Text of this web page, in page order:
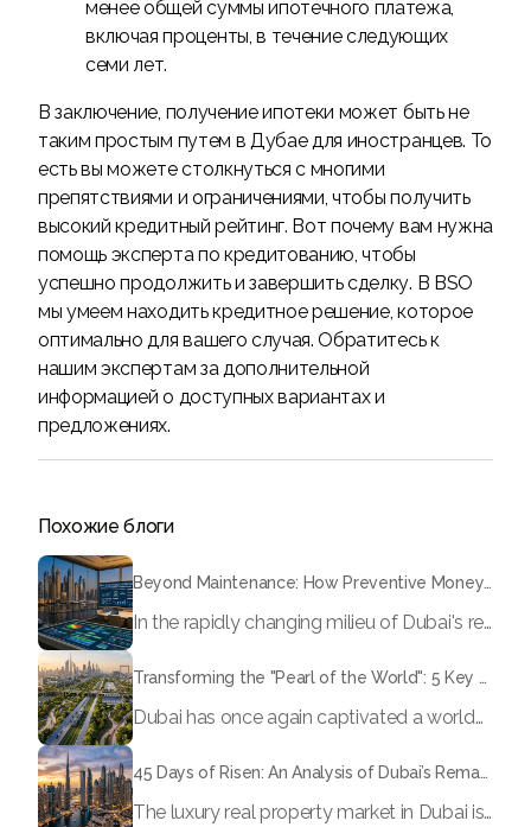
менее общей суммы ипотечного платежа,
включая проценты, в течение следующих
семи лет.
В заключение, получение ипотеки может быть не
таким простым путем в Дубае для иностранцев. То
есть вы можете столкнуться с многими
препятствиями и ограничениями, чтобы получить
высокий кредитный рейтинг. Вот почему вам нужна
помощь эксперта по кредитованию, чтобы
успешно продолжить и завершить сделку. В BSO
мы умеем находить кредитное решение, которое
оптимально для вашего случая. Обратитесь к
нашим экспертам за дополнительной
информацией о доступных вариантах и
предложениях.
Похожие блоги
In the rapidly changing milieu of Dubai's real estate sector, the year 2026 has triggered a substantial change in baggage handling practices. We have progressed beyond time when asset handling is simply a matter of "repairing leaks" or "accumulating bills". Currently, prudent businesses, builders and residents expect a more enhanced priority: preventive money governance.
Dubai has once again captivated a worldwide target audience with several groundbreaking mega-works that redefine the boundaries of engineering, sustainability and urban living. As we progress to May 2026, these ventures are evolving from bold ideas into concrete realities, cementing Dubai’s role as a worldwide leader in innovation and smart metropolitan development. From the depths of the ocean to the heights of the skyline, here's a complete examination of 5 massive projects that could currently make the emirate work again.
45 Days of Risen: An Analysis of Dubai’s Remarkable Growth in Ultra-Luxury Real Estate
The luxury real property market in Dubai is experiencing a remarkable upward push, strengthening its position as the leading worldwide hub for high-internet value investors. By the end of April 2026, the market has proven formidable resilience and growth, fueled by a blend of world-class infrastructure, strategic financial policies and a remarkable way of life worldwide Presented below is a complete analysis of the contemporary state of the ultra-luxury sector in Dubai, and the number one factors contributing to this historic momentum.